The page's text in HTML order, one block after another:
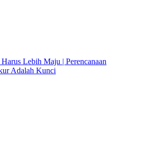
Lebih Maju | Perencanaan
Adalah Kunci